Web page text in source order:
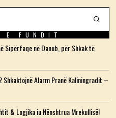
E FUNDIT
Sipërfaqe në Danub, për Shkak të
Shkaktojnë Alarm Pranë Kaliningradit –
& Logjika iu Nënshtrua Mrekullisë!